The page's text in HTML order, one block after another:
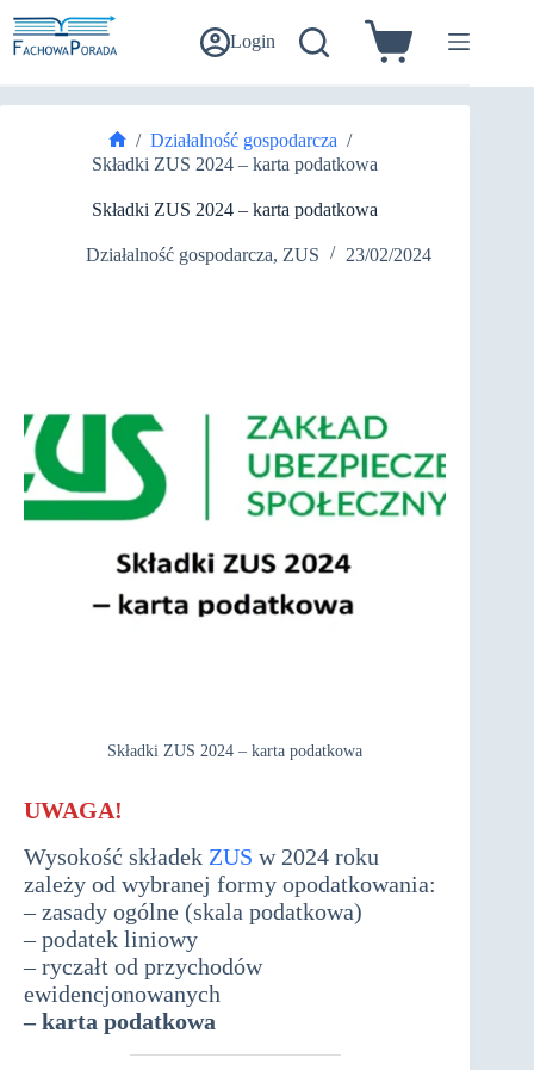
do
treści
Login Koszyk
Strona
/ Działalność gospodarcza /
Składki ZUS 2024 – karta podatkowa
Składki ZUS 2024 – karta podatkowa
Działalność gospodarcza, ZUS 23/02/2024
Składki ZUS 2024 – karta podatkowa
UWAGA!
Wysokość składek ZUS w 2024 roku
zależy od wybranej formy opodatkowania:
– zasady ogólne (skala podatkowa)
– podatek liniowy
– ryczałt od przychodów
ewidencjonowanych
– karta podatkowa